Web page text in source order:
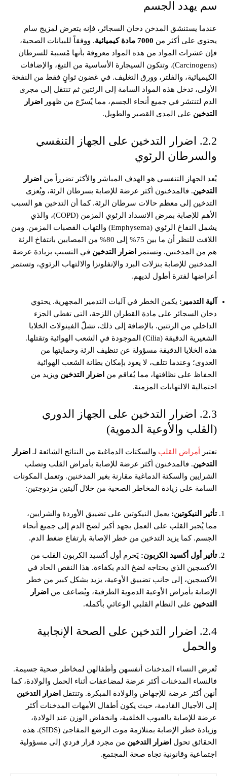
سم يهدد الجسم
عندما يستنشق المدخن دخان السجائر، فإنه يتعرض لمزيج سام
يحتوي على أكثر من 7000 مادة كيميائية
. ووفقاً للبيانات الصحية،
فإن عشرات المواد من هذه المواد معروفة بأنها مُسببة للسرطان
(Carcinogens). وتتكون السيجارة الأساسية من التبغ، والإضافات
الكيميائية، والفلتر، وورق التغليف. في غضون ثوانٍ فقط من النفخة
الأولى، تدخل هذه المواد السامة إلى الرئتين ثم تنتقل إلى مجرى
الدم لتنتشر في جميع أنحاء الجسم، مما يُسرّع من ظهور
اضرار
التدخين على المدى القصير والطويل.
2.2. اضرار التدخين على الجهاز التنفسي
والسرطان الرئوي
يُعد الجهاز التنفسي هو الهدف المباشر والأكثر تضرراً من اضرار
التدخين. فالمدخنون أكثر عرضة للإصابة بسرطان الرئة، ويُعزى
التدخين إلى معظم حالات سرطان الرئة. كما أن التدخين هو السبب
الأهم للإصابة بمرض الانسداد الرئوي المزمن (COPD)، والذي
يشمل النفاخ الرئوي (Emphysema) والتهاب القصبات المزمن. ومن
اللافت للنظر أن ما بين 75% إلى 80% من المصابين بانتفاخ الرئة
هم من المدخنين. وتستمر
اضرار التدخين في التسبب بزيادة عرضة
المدخنين للإصابة بنزلات البرد والإنفلونزا والالتهاب الرئوي، وتستمر
أعراضها لفترة أطول لديهم.
آلية التدمير: يكمن الخطر في آليات التدمير المجهرية. يحتوي
دخان السجائر على مادة القطران اللزجة، التي تغطي الجزء
الداخلي من الرئتين. بالإضافة إلى ذلك، تشلّ الفينولات الخلايا
الشعيرية الدقيقة (Cilia) الموجودة في الشعب الهوائية وتقتلها.
هذه الخلايا الدقيقة مسؤولة عن تنظيف الرئة وحمايتها من
العدوى؛ وعندما تتلف، لا يعود بإمكان بطانة الشعب الهوائية
الحفاظ على نظافتها، مما يُفاقم من اضرار التدخين ويزيد من
احتمالية الالتهابات المزمنة.
2.3. اضرار التدخين على الجهاز الدوري
(القلب والأوعية الدموية)
تعتبر أمراض القلب والسكتات الدماغية من النتائج الشائعة لـ اضرار
التدخين. فالمدخنون أكثر عرضة للإصابة بأمراض القلب وتصلب
الشرايين والسكتة الدماغية مقارنة بغير المدخنين. وتعمل المكونات
السامة على زيادة المخاطر الصحية من خلال آليتين مزدوجتين:
تأثير النيكوتين: يعمل النيكوتين على تضييق الأوردة والشرايين،
مما يُجبر القلب على العمل بجهد أكبر لضخ الدم إلى جميع أنحاء
الجسم. كما يزيد التدخين من خطر الإصابة بارتفاع ضغط الدم.
تأثير أول أكسيد الكربون: يَحرم أول أكسيد الكربون القلب من
الأكسجين الذي يحتاجه لضخ الدم بكفاءة. هذا النقص الحاد في
الأكسجين، إلى جانب تضييق الأوعية، يزيد بشكل كبير من خطر
الإصابة بأمراض الأوعية الدموية الطرفية، ويُضاعف من اضرار
التدخين على النظام القلبي الوعائي بأكمله.
2.4. اضرار التدخين على الصحة الإنجابية
والحمل
تُعرض النساء المدخنات أنفسهن وأطفالهن لمخاطر صحية جسيمة.
فالنساء المدخنات أكثر عرضة لمضاعفات أثناء الحمل والولادة، كما
أنهن أكثر عرضة للإجهاض والولادة المبكرة. وتنتقل اضرار التدخين
إلى الأجيال القادمة، حيث يكون أطفال الأمهات المدخنات أكثر
عرضة للإصابة بالعيوب الخلقية، وانخفاض الوزن عند الولادة،
وزيادة خطر الإصابة بمتلازمة موت الرضع المفاجئ (SIDS). هذه
الحقائق تحول اضرار التدخين من مجرد قرار فردي إلى مسؤولية
اجتماعية وقانونية تجاه صحة المجتمع.